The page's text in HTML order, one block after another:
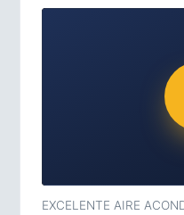
EXCELENTE AIRE